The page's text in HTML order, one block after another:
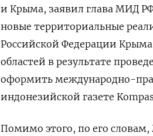
и Крыма, заявил глава МИД
новые территориальные
Российской Федерации
областей в результате
оформить международно-
индонезийской газете
Помимо этого, по его